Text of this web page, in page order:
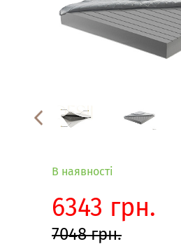
В наявності
6343 грн.
7048 грн.